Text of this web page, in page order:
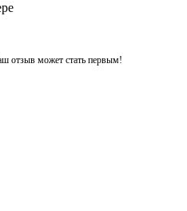
отзыв может стать первым!